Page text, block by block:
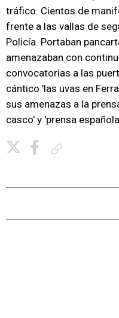
tráfico. Cientos de
frente a las vallas de
Policía. Portaban
amenazaban con
convocatorias a las
cántico 'las uvas en
sus amenazas a la
casco' y 'prensa